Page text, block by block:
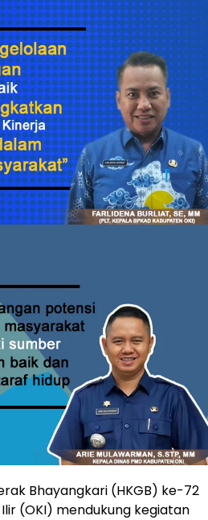
Bhayangkari (HKGB) ke-72
(OKI) mendukung kegiatan